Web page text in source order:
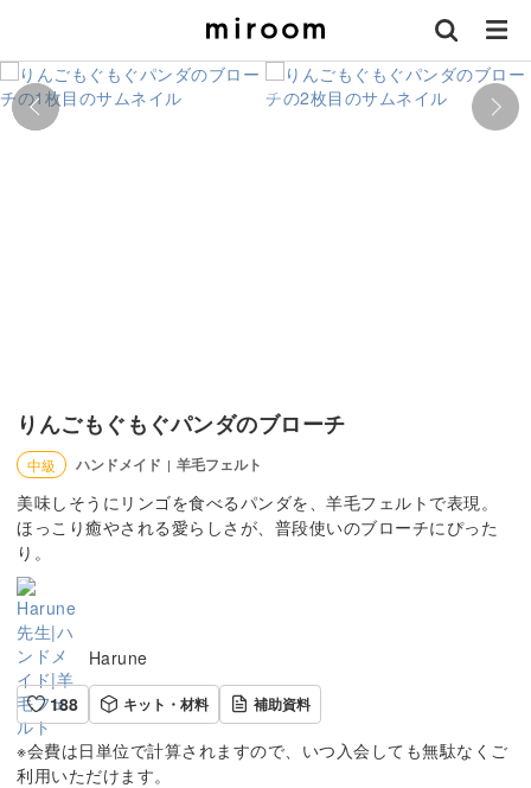
りんごもぐもぐパンダのブローチ
中級 ハンドメイド | 羊毛フェルト
美味しそうにリンゴを食べるパンダを、羊毛フェルトで表現。
ほっこり癒やされる愛らしさが、普段使いのブローチにぴった
り。
Harune
188
キット・材料 補助資料
※会費は日単位で計算されますので、いつ入会しても無駄なくご
利用いただけます。